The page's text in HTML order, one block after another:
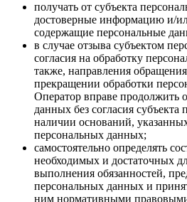
получать от субъекта
достоверные информацию и/
содержащие персональные
в случае отзыва субъектом
согласия на обработку
также, направления
прекращении обработки
Оператор вправе продолжить
данных без согласия
наличии оснований,
персональных данных;
самостоятельно определять
необходимых и достаточных
выполнения обязанностей,
персональных данных и
ним нормативными